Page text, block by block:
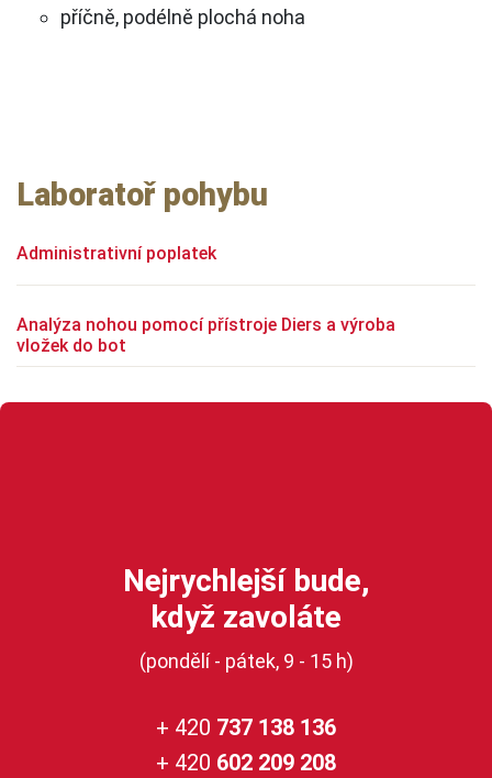
příčně, podélně plochá noha
Laboratoř pohybu
Administrativní poplatek
Analýza nohou pomocí přístroje Diers a výroba
vložek do bot
Nejrychlejší bude,
když zavoláte
(pondělí - pátek, 9 - 15 h)
+ 420 737 138 136
+ 420 602 209 208